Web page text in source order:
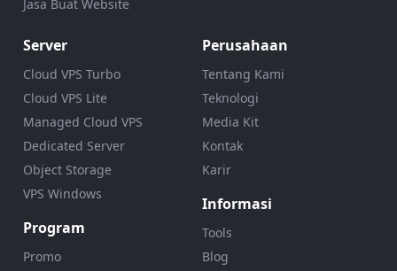
Jasa Buat Website
Server
Cloud VPS Turbo
Cloud VPS Lite
Managed Cloud VPS
Dedicated Server
Object Storage
VPS Windows
Program
Promo
Perusahaan
Tentang Kami
Teknologi
Media Kit
Kontak
Karir
Informasi
Tools
Blog